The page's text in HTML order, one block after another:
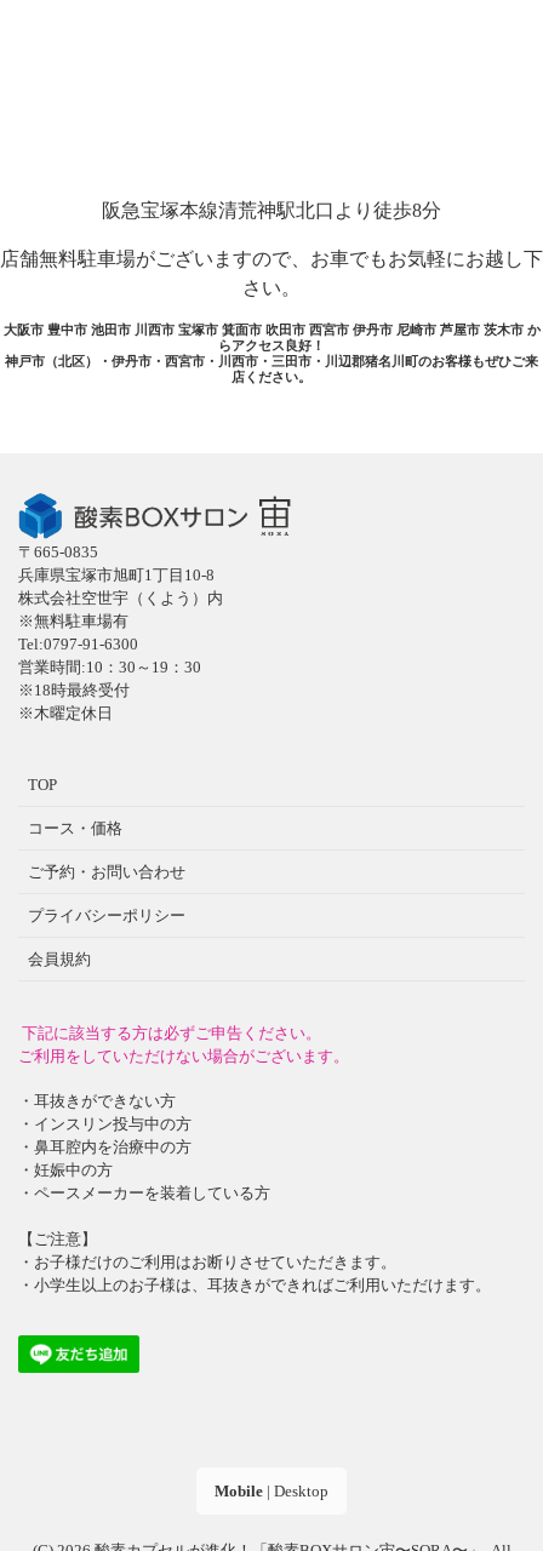
阪急宝塚本線清荒神駅北口より徒歩8分
店舗無料駐車場がございますので、お車でもお気軽にお越し下
さい。
大阪市 豊中市 池田市 川西市 宝塚市 箕面市 吹田市 西宮市 伊丹市 尼崎市 芦屋市 茨木市 か
らアクセス良好！
神戸市（北区）・伊丹市・西宮市・川西市・三田市・川辺郡猪名川町のお客様もぜひご来
店ください。
〒665-0835
兵庫県宝塚市旭町1丁目10-8
株式会社空世宇（くよう）内
※無料駐車場有
Tel:0797-91-6300
営業時間:10：30～19：30
※18時最終受付
※木曜定休日
TOP
コース・価格
ご予約・お問い合わせ
プライバシーポリシー
会員規約
下記に該当する方は必ずご申告ください。
ご利用をしていただけない場合がございます。
・耳抜きができない方
・インスリン投与中の方
・鼻耳腔内を治療中の方
・妊娠中の方
・ペースメーカーを装着している方
【ご注意】
・お子様だけのご利用はお断りさせていただきます。
・小学生以上のお子様は、耳抜きができればご利用いただけます。
Mobile | Desktop